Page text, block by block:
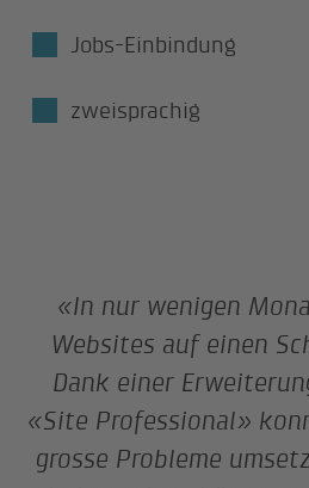
Jobs-Einbindung
zweisprachig
«In nur wenigen
Websites auf einen
Dank einer
«Site Professional»
grosse Probleme